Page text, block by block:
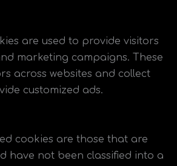
are used to provide visitors
marketing campaigns. These
across websites and collect
customized ads.
cookies are those that are
have not been classified into a